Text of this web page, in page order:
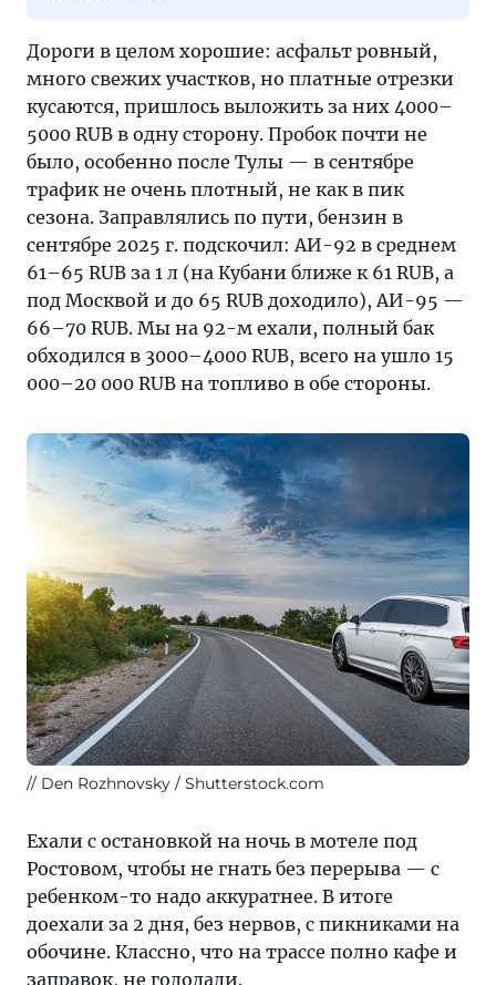
Дороги в целом хорошие: асфальт ровный,
много свежих участков, но платные отрезки
кусаются, пришлось выложить за них 4000–
5000 RUB в одну сторону. Пробок почти не
было, особенно после Тулы — в сентябре
трафик не очень плотный, не как в пик
сезона. Заправлялись по пути, бензин в
сентябре 2025 г. подскочил: АИ-92 в среднем
61–65 RUB за 1 л (на Кубани ближе к 61 RUB, а
под Москвой и до 65 RUB доходило), АИ-95 —
66–70 RUB. Мы на 92-м ехали, полный бак
обходился в 3000–4000 RUB, всего на ушло 15
000–20 000 RUB на топливо в обе стороны.
Den Rozhnovsky / Shutterstock.com
Ехали с остановкой на ночь в мотеле под
Ростовом, чтобы не гнать без перерыва — с
ребенком-то надо аккуратнее. В итоге
доехали за 2 дня, без нервов, с пикниками на
обочине. Классно, что на трассе полно кафе и
заправок, не голодали.